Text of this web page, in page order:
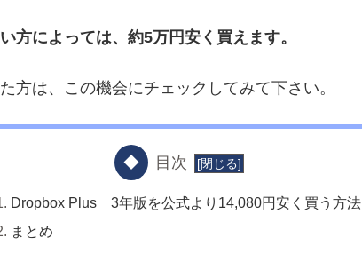
方によっては、約5万円安く買えます。
方は、この機会にチェックしてみて下さい。
目次
Dropbox Plus 3年版を公式より14,080円安く買う方法
まとめ